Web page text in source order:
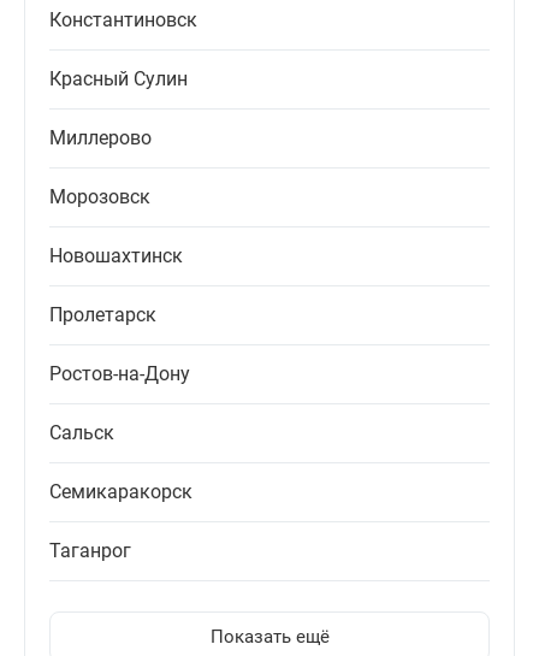
Константиновск
Красный Сулин
Миллерово
Морозовск
Новошахтинск
Пролетарск
Ростов-на-Дону
Сальск
Семикаракорск
Таганрог
Показать ещё